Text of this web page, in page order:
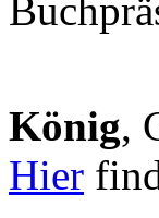
König,
Hier